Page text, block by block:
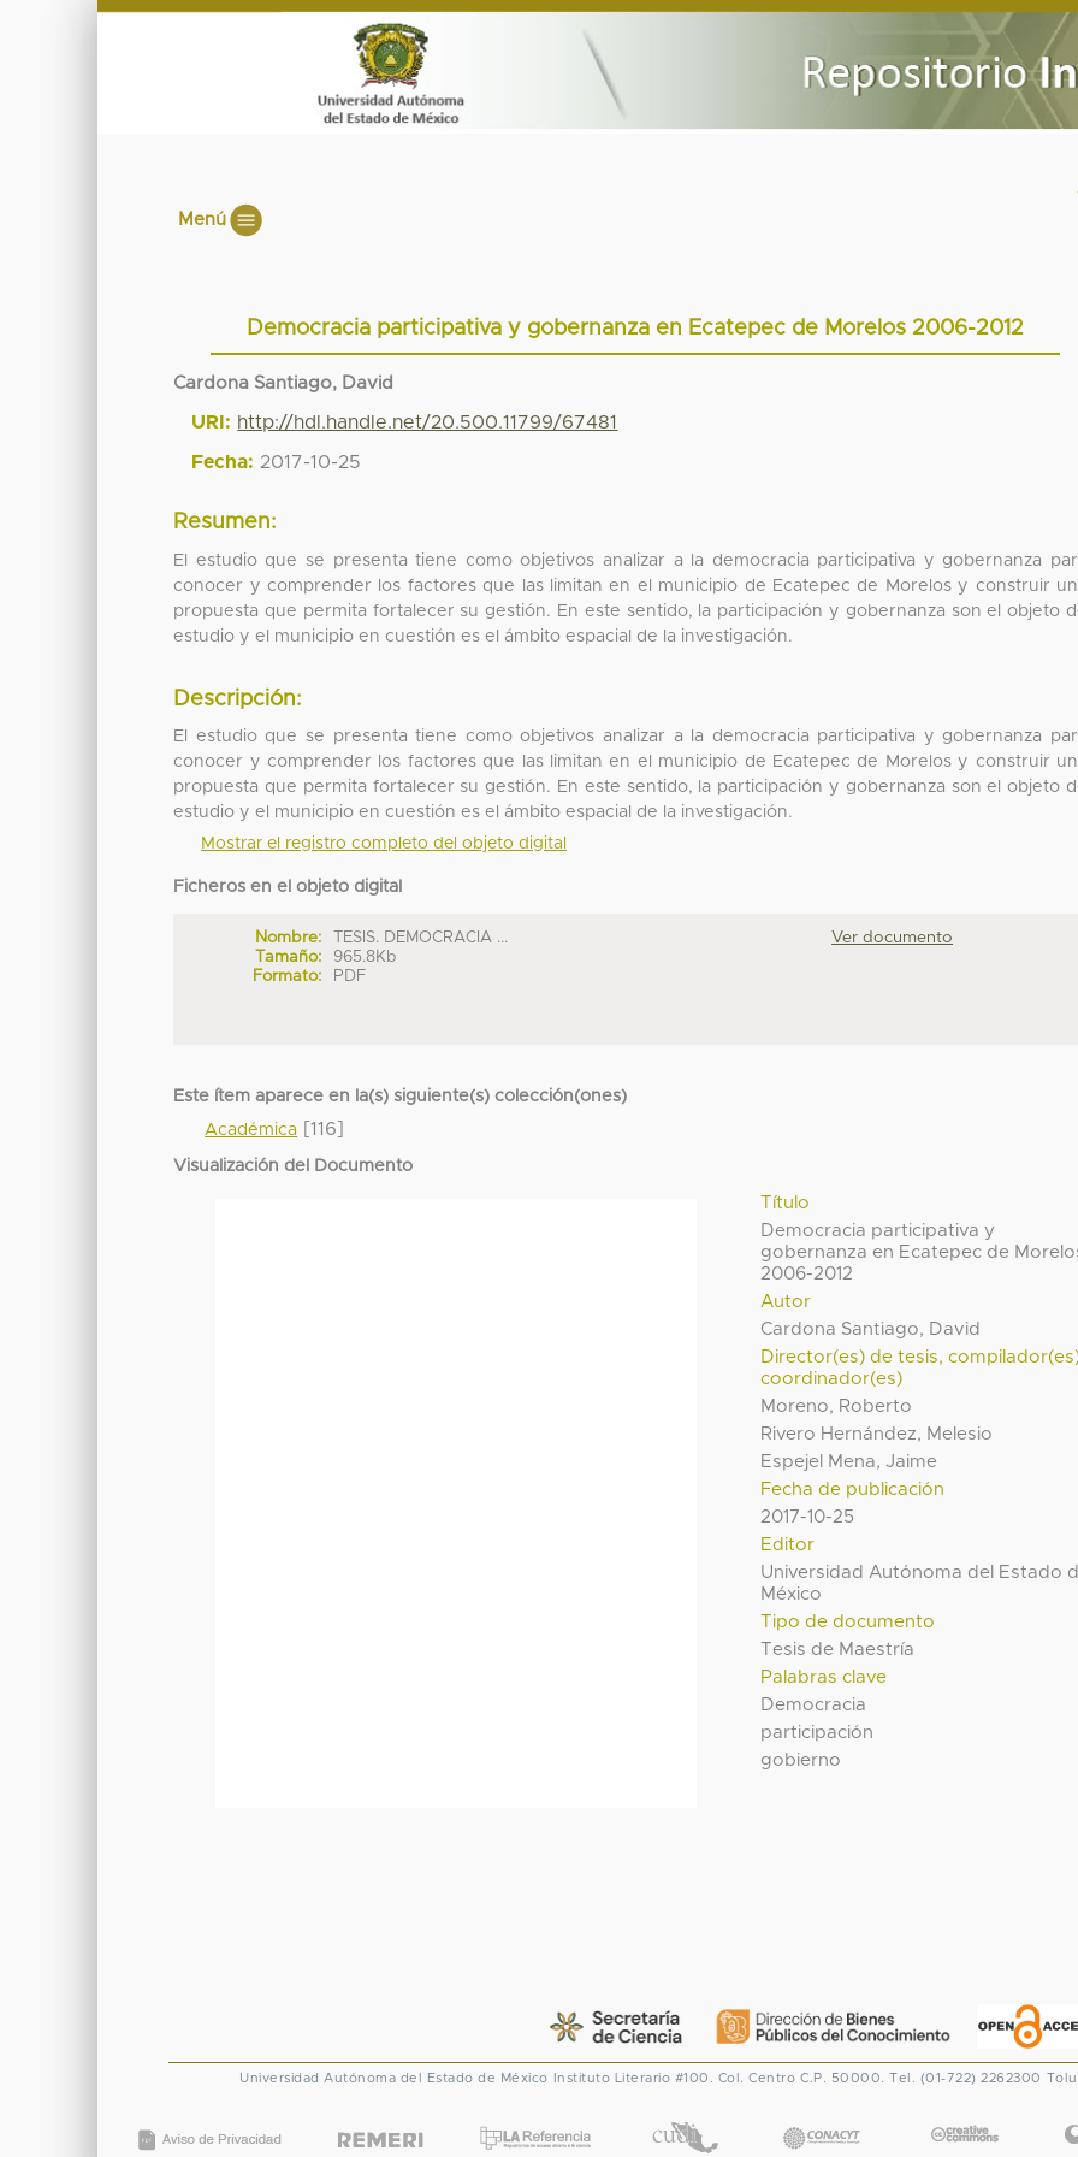
Menú
Democracia participativa y gobernanza en Ecatepec de Morelos 2006-2012
Cardona Santiago, David
URI: http://hdl.handle.net/20.500.11799/67481
Fecha: 2017-10-25
Resumen:
El estudio que se presenta tiene como objetivos analizar a la democracia participativa y gobernanza
conocer y comprender los factores que las limitan en el municipio de Ecatepec de Morelos y construir
propuesta que permita fortalecer su gestión. En este sentido, la participación y gobernanza son el objeto
estudio y el municipio en cuestión es el ámbito espacial de la investigación.
Descripción:
El estudio que se presenta tiene como objetivos analizar a la democracia participativa y gobernanza
conocer y comprender los factores que las limitan en el municipio de Ecatepec de Morelos y construir
propuesta que permita fortalecer su gestión. En este sentido, la participación y gobernanza son el objeto
estudio y el municipio en cuestión es el ámbito espacial de la investigación.
Mostrar el registro completo del objeto digital
Ficheros en el objeto digital
Nombre:
TESIS. DEMOCRACIA ...
Tamaño:
965.8Kb
Formato:
PDF
Ver documento
Este ítem aparece en la(s) siguiente(s) colección(ones)
Académica [116]
Visualización del Documento
Título
Democracia participativa y
gobernanza en Ecatepec de
2006-2012
Autor
Cardona Santiago, David
Director(es) de tesis,
coordinador(es)
Moreno, Roberto
Rivero Hernández, Melesio
Espejel Mena, Jaime
Fecha de publicación
2017-10-25
Editor
Universidad Autónoma del Estado
México
Tipo de documento
Tesis de Maestría
Palabras clave
Democracia
participación
gobierno
Universidad Autónoma del Estado de México Instituto Literario #100. Col. Centro C.P. 50000. Tel. (01-722) 2262300